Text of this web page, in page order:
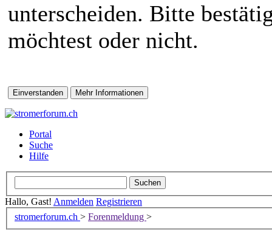
unterscheiden. Bitte
möchtest oder nicht.
Portal
Suche
Hilfe
Hallo, Gast! Anmelden Registrieren
stromerforum.ch > Forenmeldung >